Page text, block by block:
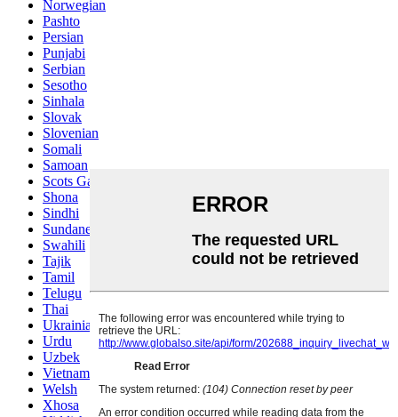
Norwegian
Pashto
Persian
Punjabi
Serbian
Sesotho
Sinhala
Slovak
Slovenian
Somali
Samoan
Scots Gaelic
Shona
Sindhi
Sundanese
Swahili
Tajik
Tamil
Telugu
Thai
Ukrainian
Urdu
Uzbek
Vietnamese
Welsh
Xhosa